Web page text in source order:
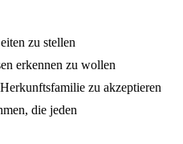
zu stellen
erkennen zu wollen
zu akzeptieren
die jeden